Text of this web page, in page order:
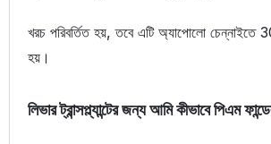
খরচ পরিবর্তিত হয়, তবে এটি অ্যাপোলো চেন্নাইতে
হয়।
লিভার ট্রান্সপ্ল্যান্টের জন্য আমি কীভাবে পিএম